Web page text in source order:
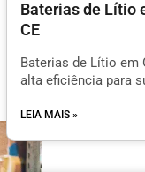
Baterias de Lítio
CE
Baterias de Lítio em
alta eficiência para
LEIA MAIS »